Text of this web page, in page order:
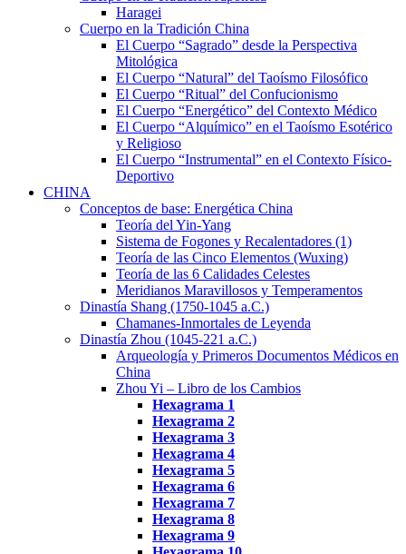
Haragei
Cuerpo en la Tradición China
El Cuerpo “Sagrado” desde la Perspectiva
Mitológica
El Cuerpo “Natural” del Taoísmo Filosófico
El Cuerpo “Ritual” del Confucionismo
El Cuerpo “Energético” del Contexto Médico
El Cuerpo “Alquímico” en el Taoísmo Esotérico
y Religioso
El Cuerpo “Instrumental” en el Contexto Físico-
Deportivo
CHINA
Conceptos de base: Energética China
Teoría del Yin-Yang
Sistema de Fogones y Recalentadores (1)
Teoría de las Cinco Elementos (Wuxing)
Teoría de las 6 Calidades Celestes
Meridianos Maravillosos y Temperamentos
Dinastía Shang (1750-1045 a.C.)
Chamanes-Inmortales de Leyenda
Dinastía Zhou (1045-221 a.C.)
Arqueología y Primeros Documentos Médicos en
China
Zhou Yi – Libro de los Cambios
Hexagrama 1
Hexagrama 2
Hexagrama 3
Hexagrama 4
Hexagrama 5
Hexagrama 6
Hexagrama 7
Hexagrama 8
Hexagrama 9